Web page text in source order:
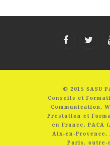
© 2015 SASU
Conseils et
Communication,
Prestation et
en France,
Aix-en-Provence,
Paris, outre-